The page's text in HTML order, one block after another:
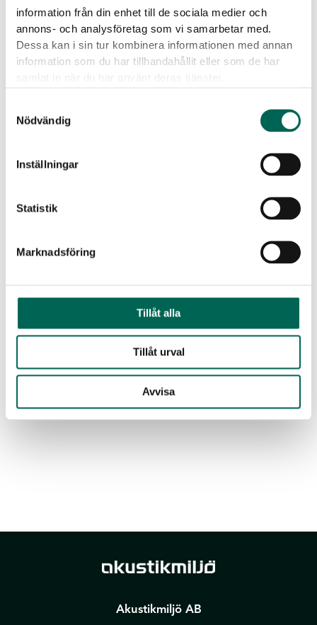
information från din enhet till de sociala medier och
annons- och analysföretag som vi samarbetar med.
Dessa kan i sin tur kombinera informationen med annan
information som du har tillhandahållit eller som de har
samlat in när du har använt deras tjänster.
Nödvändig
Inställningar
Statistik
Marknadsföring
Tillåt alla
Tillåt urval
Avvisa
Kern: Beige
Eigenschaften von EcoSund
Keine Emissionen:
EcoSUND wird aus recyceltem PET
hergestellt.
Material: EcoSUND wird aus recyceltem PET hergestellt.
Herunterladbare Dateien
Akustikmiljö AB